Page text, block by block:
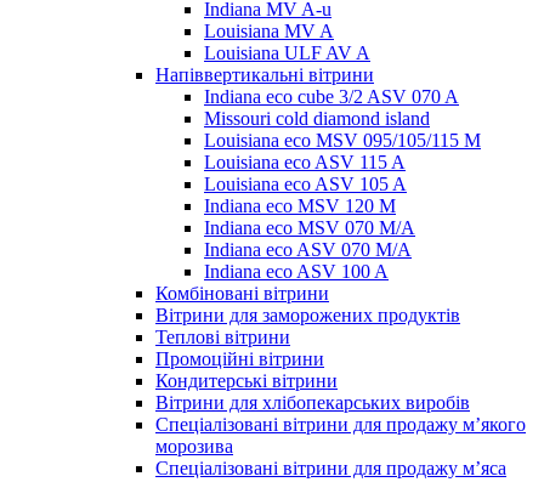
Indiana MV A-u
Louisiana MV A
Louisiana ULF AV A
Напіввертикальні вітрини
Indiana eco cube 3/2 ASV 070 A
Missouri cold diamond island
Louisiana eco MSV 095/105/115 M
Louisiana eco ASV 115 A
Louisiana eco ASV 105 A
Indiana eco MSV 120 M
Indiana eco MSV 070 M/A
Indiana eco ASV 070 M/A
Indiana eco ASV 100 A
Комбіновані вітрини
Вітрини для заморожених продуктів
Теплові вітрини
Промоційні вітрини
Кондитерські вітрини
Вітрини для хлібопекарських виробів
Спеціалізовані вітрини для продажу м’якого
морозива
Спеціалізовані вітрини для продажу м’яса